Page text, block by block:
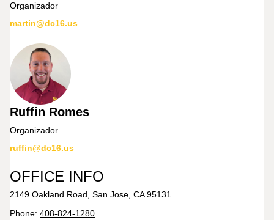
Organizador
martin@dc16.us
Ruffin Romes
Organizador
ruffin@dc16.us
OFFICE INFO
2149 Oakland Road, San Jose, CA 95131
Phone: 408-824-1280